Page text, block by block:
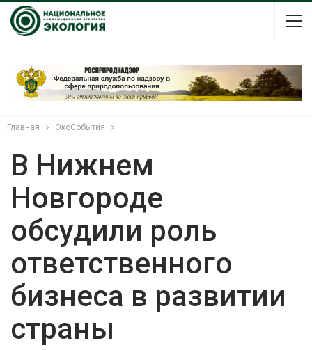
Главная ЭкоСобытия
В Нижнем
Новгороде
обсудили роль
ответственного
бизнеса в развитии
страны